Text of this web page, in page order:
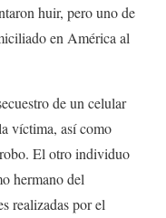
huir, pero uno de
en América al
de un celular
víctima, así como
El otro individuo
hermano del
realizadas por el